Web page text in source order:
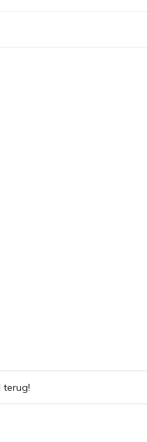
terug!